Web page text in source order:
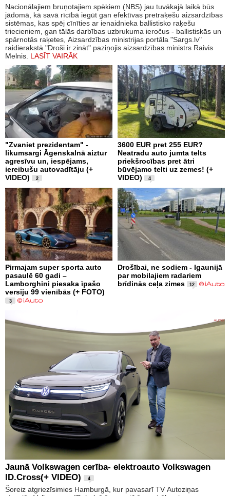
Nacionālajiem bruņotajiem spēkiem (NBS) jau tuvākajā laikā būs
jādomā, kā savā rīcībā iegūt gan efektīvas pretraķešu aizsardzības
sistēmas, kas spēj cīnīties ar ienaidnieka ballistisko raķešu
triecieniem, gan tālās darbības uzbrukuma ieročus - ballistiskās un
spārnotās raķetes, Aizsardzības ministrijas portāla "Sargs.lv"
raidierakstā "Droši ir zināt" paziņojis aizsardzības ministrs Raivis
Melnis. LASĪT VAIRĀK
"Zvaniet prezidentam" -
likumsargi Āgenskalnā aiztur
agresīvu un, iespējams,
iereibušu autovadītāju (+
VIDEO)
2
3600 EUR pret 255 EUR?
Neatradu auto jumta telts
priekšrocības pret ātri
būvējamo telti uz zemes! (+
VIDEO)
4
Pirmajam super sporta auto
pasaulē 60 gadi –
Lamborghini piesaka īpašo
versiju 99 vienībās (+ FOTO)
3
Drošībai, ne sodiem - Igaunijā
par mobilajiem radariem
brīdinās ceļa zimes
12
Jaunā Volkswagen cerība- elektroauto Volkswagen
ID.Cross(+ VIDEO)
4
Šoreiz atgriezīsimies Hamburgā, kur pavasarī TV Autoziņas